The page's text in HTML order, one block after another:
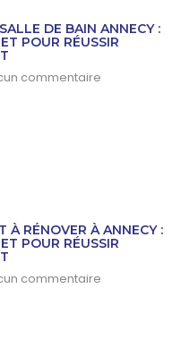
DE BAIN ANNECY :
POUR RÉUSSIR
commentaire
À RÉNOVER À ANNECY :
POUR RÉUSSIR
commentaire